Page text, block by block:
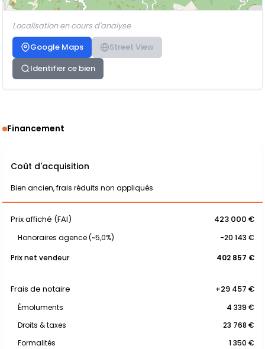
Localisation en cours d'analyse
Google Maps
Street View
Identifier ce bien
Financement
Coût d'acquisition
Bien ancien, frais réduits non appliqués
Prix affiché (FAI) 423 000 €
Honoraires agence (~5,0%)
-20 143 €
Prix net vendeur
402 857 €
Frais de notaire +29 457 €
Émoluments
4 339 €
Droits & taxes
23 768 €
Formalités
1 350 €